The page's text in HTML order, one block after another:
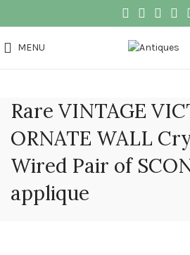
MENU
Rare VINTAGE
ORNATE WALL
Wired Pair of
applique